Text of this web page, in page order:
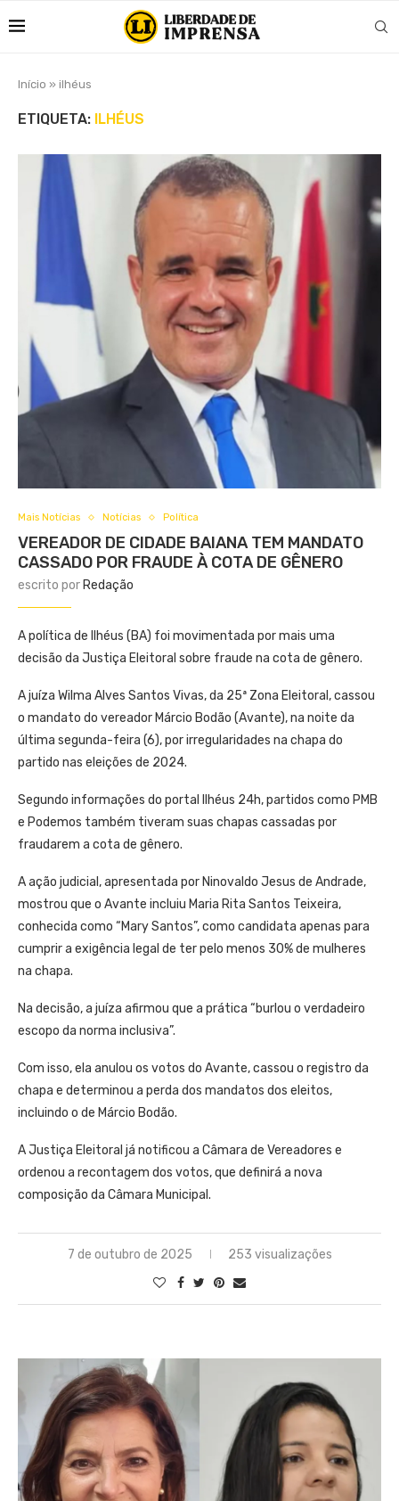
Início » ilhéus
ETIQUETA: ILHÉUS
Mais Notícias Notícias Política
VEREADOR DE CIDADE BAIANA TEM MANDATO
CASSADO POR FRAUDE À COTA DE GÊNERO
escrito por Redação
A política de Ilhéus (BA) foi movimentada por mais uma
decisão da Justiça Eleitoral sobre fraude na cota de gênero.
A juíza Wilma Alves Santos Vivas, da 25ª Zona Eleitoral, cassou
o mandato do vereador Márcio Bodão (Avante), na noite da
última segunda-feira (6), por irregularidades na chapa do
partido nas eleições de 2024.
Segundo informações do portal Ilhéus 24h, partidos como PMB
e Podemos também tiveram suas chapas cassadas por
fraudarem a cota de gênero.
A ação judicial, apresentada por Ninovaldo Jesus de Andrade,
mostrou que o Avante incluiu Maria Rita Santos Teixeira,
conhecida como “Mary Santos”, como candidata apenas para
cumprir a exigência legal de ter pelo menos 30% de mulheres
na chapa.
Na decisão, a juíza afirmou que a prática “burlou o verdadeiro
escopo da norma inclusiva”.
Com isso, ela anulou os votos do Avante, cassou o registro da
chapa e determinou a perda dos mandatos dos eleitos,
incluindo o de Márcio Bodão.
A Justiça Eleitoral já notificou a Câmara de Vereadores e
ordenou a recontagem dos votos, que definirá a nova
composição da Câmara Municipal.
7 de outubro de 2025 253 visualizações